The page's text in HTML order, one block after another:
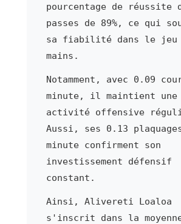
pourcentage de réussite
passes de 89%, ce qui
sa fiabilité dans le jeu
mains.
Notamment, avec 0.09
minute, il maintient une
activité offensive
Aussi, ses 0.13
minute confirment son
investissement défensif
constant.
Ainsi, Alivereti Loaloa
s'inscrit dans la